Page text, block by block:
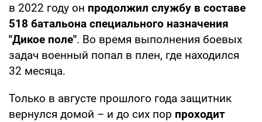
в 2022 году он продолжил службу в составе
518 батальона специального назначения
"Дикое поле". Во время выполнения боевых
задач военный попал в плен, где находился
32 месяца.
Только в августе прошлого года защитник
вернулся домой – и до сих пор проходит